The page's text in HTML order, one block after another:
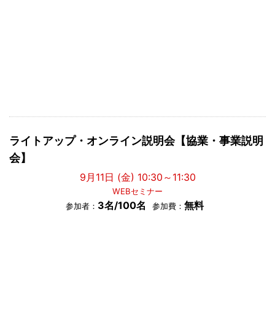
ライトアップ・オンライン説明会【協業・事業説明
会】
9月11日 (金) 10:30～11:30
WEBセミナー
参加者： 3名/100名 参加費： 無料